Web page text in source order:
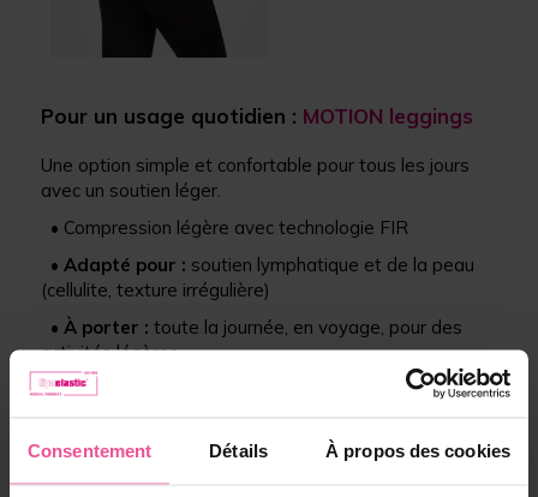
Consentement Détails À propos des cookies
Pour un usage quotidien : MOTION leggings
Une option simple et confortable pour tous les jours
avec un soutien léger.
• Compression légère avec technologie FIR
•Adapté pour : soutien lymphatique et de la peau
(cellulite, texture irrégulière)
•À porter : toute la journée, en voyage, pour des
activités légères
Idéal si votre priorité est le confort au quotidien.